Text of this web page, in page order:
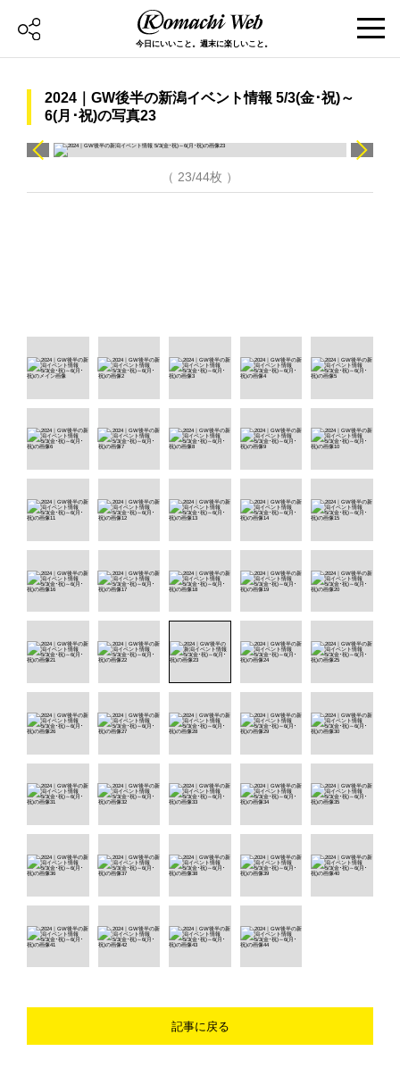
今日にいいこと。週末に楽しいこと。
2024｜GW後半の新潟イベント情報 5/3(金･祝)～
6(月･祝)の写真23
（ 23/44枚 ）
記事に戻る